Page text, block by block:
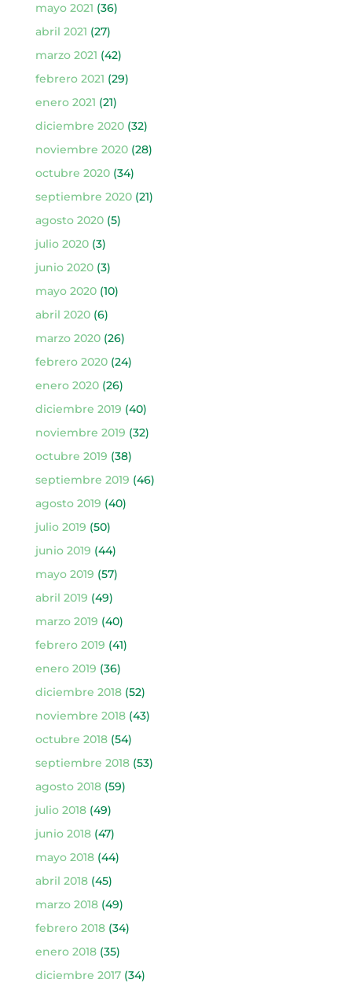
mayo 2021 (36)
abril 2021 (27)
marzo 2021 (42)
febrero 2021 (29)
enero 2021 (21)
diciembre 2020(32)
noviembre 2020(28)
octubre 2020(34)
septiembre 2020(21)
agosto 2020(5)
julio 2020(3)
junio 2020(3)
mayo 2020(10)
abril 2020(6)
marzo 2020(26)
febrero 2020(24)
enero 2020(26)
diciembre 2019 (40)
noviembre 2019 (32)
octubre 2019 (38)
septiembre 2019 (46)
agosto 2019 (40)
julio 2019 (50)
junio 2019 (44)
mayo 2019 (57)
abril 2019 (49)
marzo 2019 (40)
febrero 2019 (41)
enero 2019 (36)
diciembre 2018(52)
noviembre 2018(43)
octubre 2018(54)
septiembre 2018(53)
agosto 2018(59)
julio 2018(49)
junio 2018(47)
mayo 2018(44)
abril 2018(45)
marzo 2018(49)
febrero 2018(34)
enero 2018(35)
diciembre 2017(34)